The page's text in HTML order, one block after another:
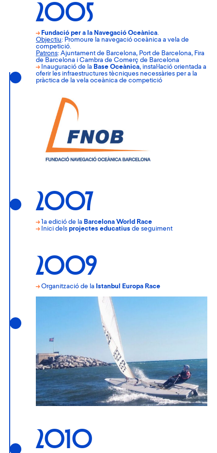
2005
→ Fundació per a la Navegació Oceànica.
Objectiu: Promoure la navegació oceànica a vela de
competició.
Patrons: Ajuntament de Barcelona, Port de Barcelona, Fira
de Barcelona i Cambra de Comerç de Barcelona
→ Inauguració de la Base Oceànica, instal·lació orientada a
oferir les infraestructures tècniques necessàries per a la
pràctica de la vela oceànica de competició
2007
→ 1a edició de la Barcelona World Race
→ Inici dels projectes educatius de seguiment
2009
→ Organització de la Istanbul Europa Race
2010